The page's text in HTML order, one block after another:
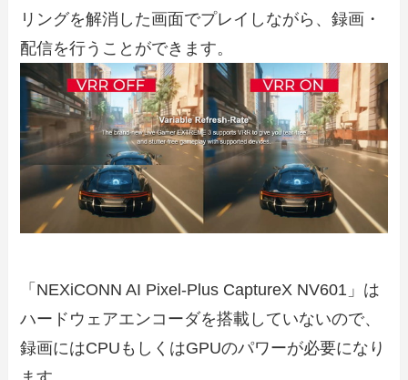
リングを解消した画面でプレイしながら、録画・
配信を行うことができます。
「NEXiCONN AI Pixel-Plus CaptureX NV601」は
ハードウェアエンコーダを搭載していないので、
録画にはCPUもしくはGPUのパワーが必要になり